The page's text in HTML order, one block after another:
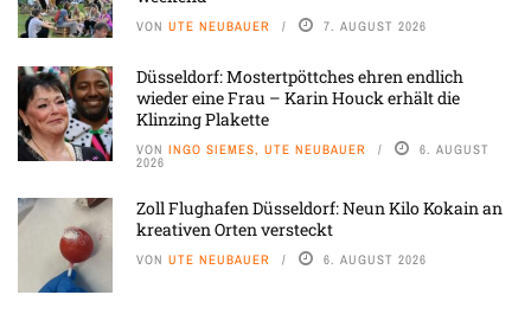
VON UTE NEUBAUER 7. AUGUST 2026
Düsseldorf: Mostertpöttches ehren endlich
wieder eine Frau – Karin Houck erhält die
Klinzing Plakette
VON INGO SIEMES, UTE NEUBAUER 6. AUGUST
2026
Zoll Flughafen Düsseldorf: Neun Kilo Kokain an
kreativen Orten versteckt
VON UTE NEUBAUER 6. AUGUST 2026